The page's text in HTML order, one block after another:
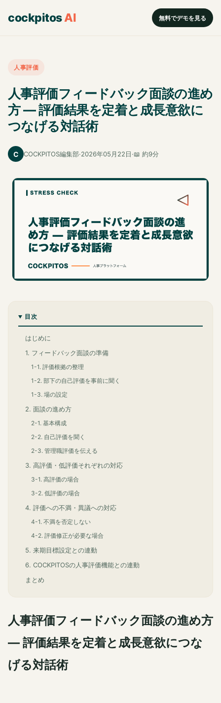
cockpitosAI 無料でデモを見る
人事評価
人事評価フィードバック面談の進め
方 — 評価結果を定着と成長意欲に
つなげる対話術
C COCKPITOS編集部·2026年05月22日·📖 約9分
目次
はじめに
1. フィードバック面談の準備
1-1. 評価根拠の整理
1-2. 部下の自己評価を事前に聞く
1-3. 場の設定
2. 面談の進め方
2-1. 基本構成
2-2. 自己評価を聞く
2-3. 管理職評価を伝える
3. 高評価・低評価それぞれの対応
3-1. 高評価の場合
3-2. 低評価の場合
4. 評価への不満・異議への対応
4-1. 不満を否定しない
4-2. 評価修正が必要な場合
5. 来期目標設定との連動
6. COCKPITOSの人事評価機能との連動
まとめ
人事評価フィードバック面談の進め方
— 評価結果を定着と成長意欲につな
げる対話術